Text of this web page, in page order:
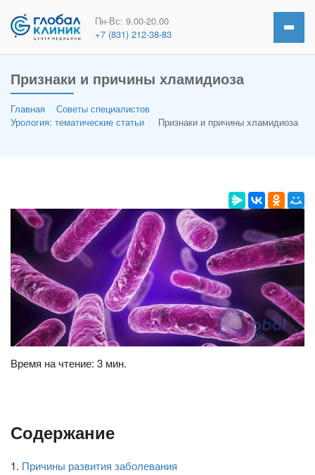
Пн-Вс: 9.00-20.00
+7 (831) 212-38-83
Признаки и причины хламидиоза
Главная
Советы специалистов
Урология: тематические статьи
Признаки и причины хламидиоза
Время на чтение: 3 мин.
Содержание
1. Причины развития заболевания